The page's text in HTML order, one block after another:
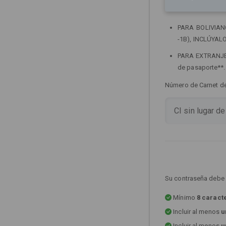
PARA
-1B),
PARA
de pasaporte**.
Número de Carnet
Su contraseña
Mínimo 8
Incluir al menos